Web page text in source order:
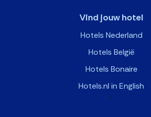
Vind jouw hotel
Hotels Nederland
Hotels België
Hotels Bonaire
Hotels.nl in English
>